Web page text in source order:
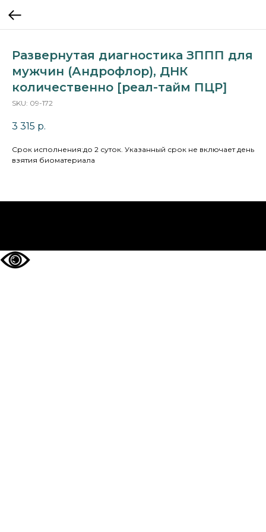
Развернутая диагностика ЗППП для
мужчин (Андрофлор), ДНК
количественно [реал-тайм ПЦР]
SKU: 09-172
3 315 р.
Cрок исполнения:до 2 суток. Указанный срок не включает день
взятия биоматериала